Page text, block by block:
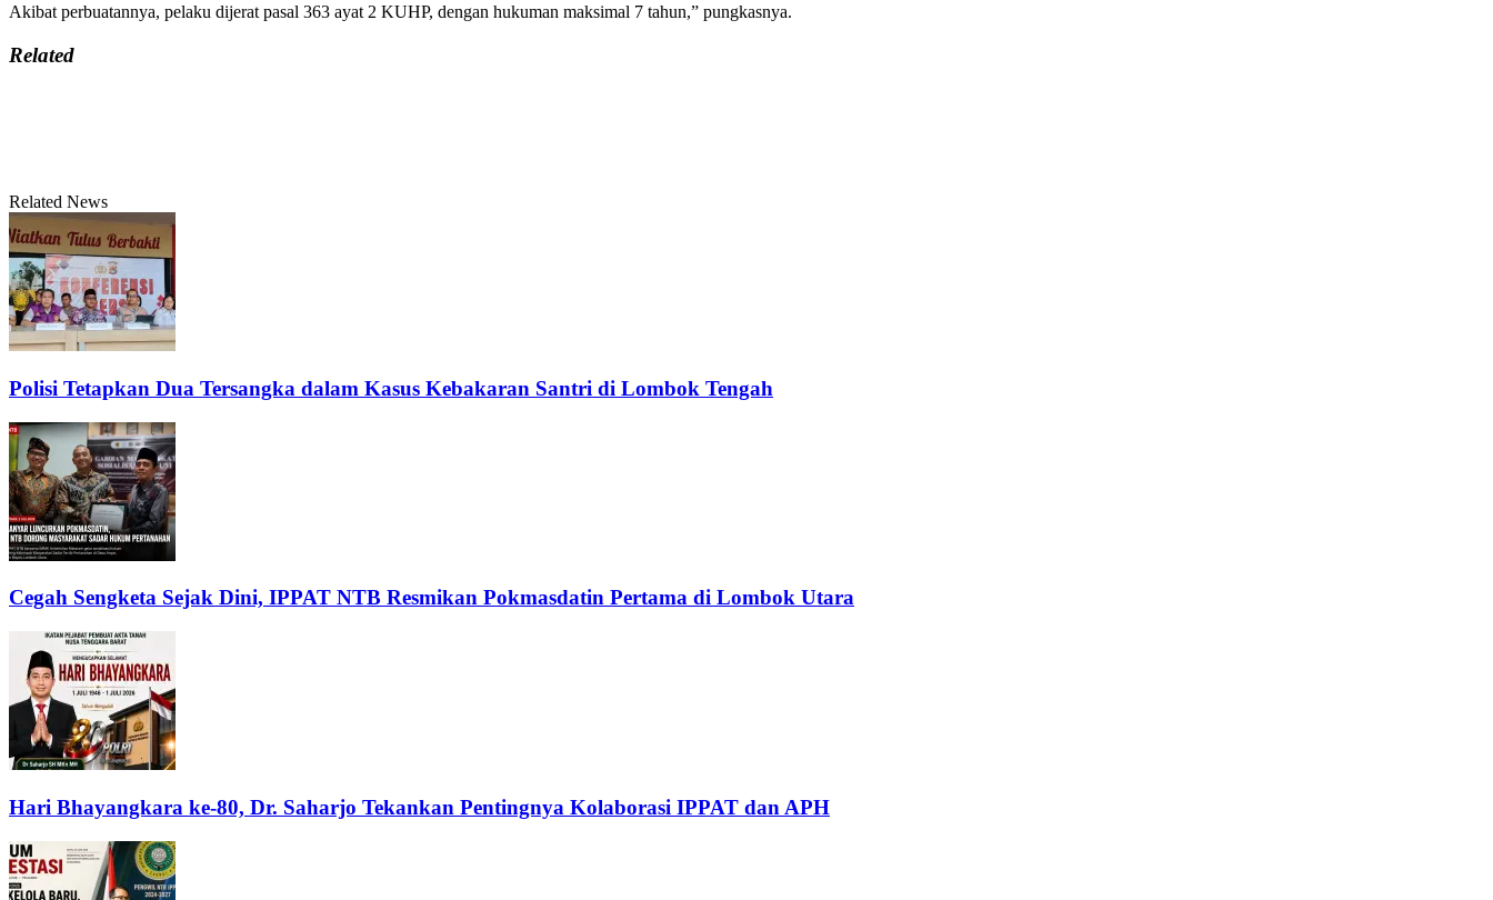
Akibat perbuatannya, pelaku dijerat pasal 363 ayat 2 KUHP, dengan hukuman maksimal 7 tahun,” pungkasnya.
Related
Related News
Polisi Tetapkan Dua Tersangka dalam Kasus Kebakaran Santri di Lombok Tengah
Cegah Sengketa Sejak Dini, IPPAT NTB Resmikan Pokmasdatin Pertama di Lombok Utara
Hari Bhayangkara ke-80, Dr. Saharjo Tekankan Pentingnya Kolaborasi IPPAT dan APH